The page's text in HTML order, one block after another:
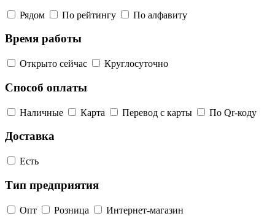
Рядом По рейтингу По алфавиту
Время работы
Открыто сейчас Круглосуточно
Способ оплаты
Наличные Карта Перевод с карты По Qr-коду
Доставка
Есть
Тип предприятия
Опт Розница Интернет-магазин